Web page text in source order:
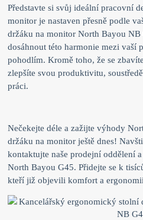
Představte si svůj ideální pracovní
monitor je nastaven přesně podle
držáku na monitor North Bayou NB
dosáhnout této harmonie mezi vaší
pohodlím. Kromě toho, že se
zlepšíte svou produktivitu,
práci.
Nečekejte déle a zažijte výhody
držáku na monitor ještě dnes!
kontaktujte naše prodejní oddělení
North Bayou G45. Přidejte se k
kteří již objevili komfort a